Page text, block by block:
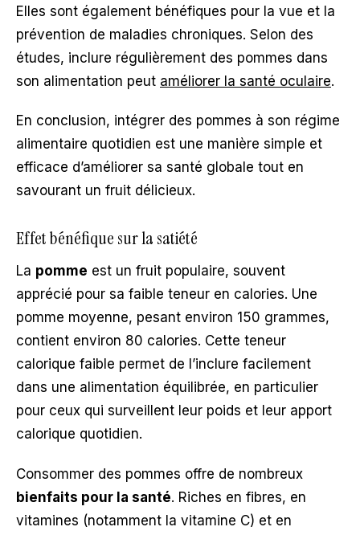
Elles sont également bénéfiques pour la vue et la
prévention de maladies chroniques. Selon des
études, inclure régulièrement des pommes dans
son alimentation peut améliorer la santé oculaire.
En conclusion, intégrer des pommes à son régime
alimentaire quotidien est une manière simple et
efficace d’améliorer sa santé globale tout en
savourant un fruit délicieux.
Effet bénéfique sur la satiété
La pomme est un fruit populaire, souvent
apprécié pour sa faible teneur en calories. Une
pomme moyenne, pesant environ 150 grammes,
contient environ 80 calories. Cette teneur
calorique faible permet de l’inclure facilement
dans une alimentation équilibrée, en particulier
pour ceux qui surveillent leur poids et leur apport
calorique quotidien.
Consommer des pommes offre de nombreux
bienfaits pour la santé. Riches en fibres, en
vitamines (notamment la vitamine C) et en